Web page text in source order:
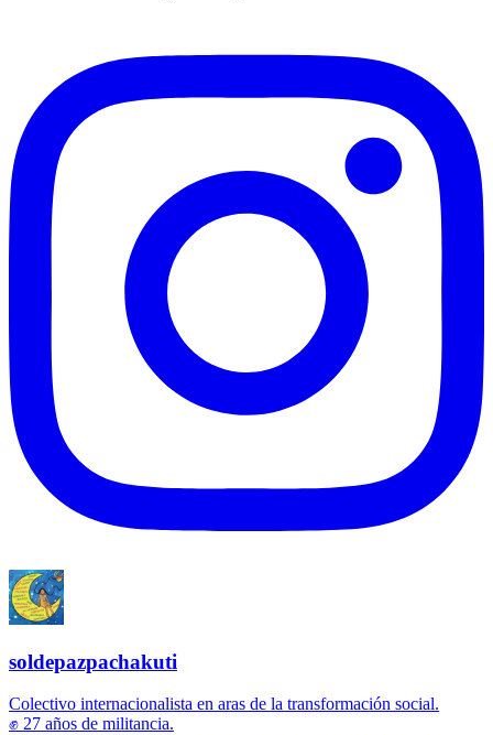
soldepazpachakuti
Colectivo internacionalista en aras de la transformación social.
✊ 27 años de militancia.